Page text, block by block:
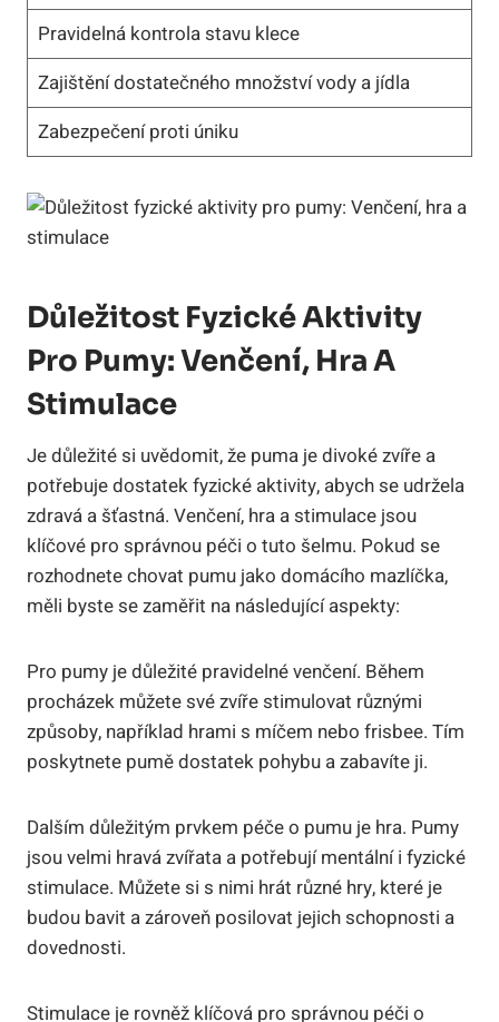
Pravidelná kontrola stavu klece
Zajištění dostatečného množství vody a jídla
Zabezpečení proti úniku
Důležitost Fyzické Aktivity
Pro Pumy: Venčení, Hra A
Stimulace
Je důležité si uvědomit, že puma je divoké zvíře a
potřebuje dostatek fyzické aktivity, abych se udržela
zdravá a šťastná. Venčení, hra a stimulace jsou
klíčové pro správnou péči o tuto šelmu. Pokud se
rozhodnete chovat pumu jako domácího mazlíčka,
měli byste se zaměřit na následující aspekty:
Pro pumy je důležité pravidelné venčení. Během
procházek můžete své zvíře stimulovat různými
způsoby, například hrami s míčem nebo frisbee. Tím
poskytnete pumě dostatek pohybu a zabavíte ji.
Dalším důležitým prvkem péče o pumu je hra. Pumy
jsou velmi hravá zvířata a potřebují mentální i fyzické
stimulace. Můžete si s nimi hrát různé hry, které je
budou bavit a zároveň posilovat jejich schopnosti a
dovednosti.
Stimulace je rovněž klíčová pro správnou péči o